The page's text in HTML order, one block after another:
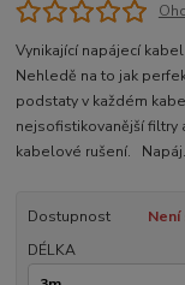
Vynikající napájecí
Nehledě na to jak
podstaty v každém
nejsofistikovanější filtry
kabelové rušení.
Dostupnost
DÉLKA